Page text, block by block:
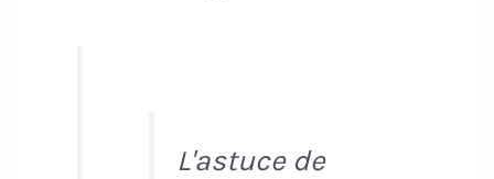
L'astuce de